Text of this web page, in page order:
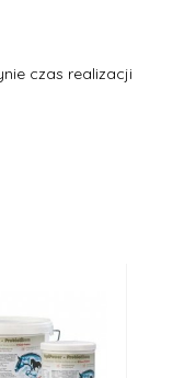
czas realizacji